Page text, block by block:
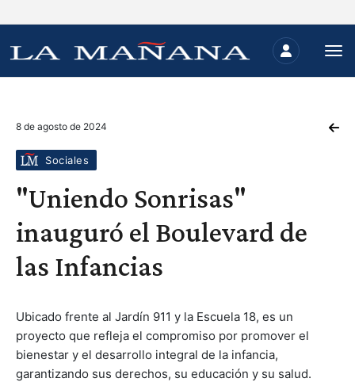
8 de agosto de 2024
Sociales
"Uniendo Sonrisas"
inauguró el Boulevard de
las Infancias
Ubicado frente al Jardín 911 y la Escuela 18, es un
proyecto que refleja el compromiso por promover el
bienestar y el desarrollo integral de la infancia,
garantizando sus derechos, su educación y su salud.